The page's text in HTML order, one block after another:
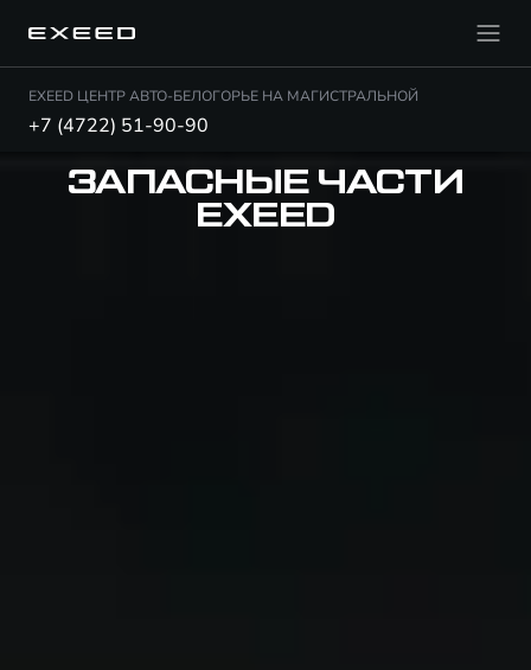
EXEED ЦЕНТР АВТО-БЕЛОГОРЬЕ НА МАГИСТРАЛЬНОЙ
+7 (4722) 51-90-90
ЗАПАСНЫЕ ЧАСТИ
EXEED